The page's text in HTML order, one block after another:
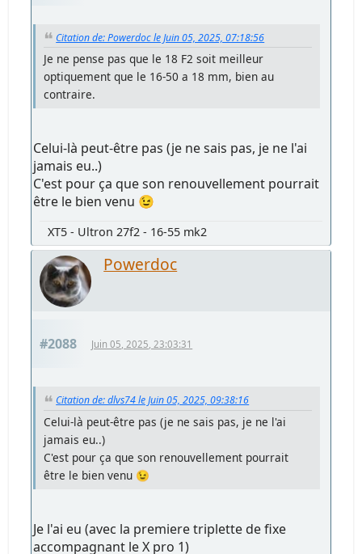
Citation de: Powerdoc le Juin 05, 2025, 07:18:56
Je ne pense pas que le 18 F2 soit meilleur
optiquement que le 16-50 a 18 mm, bien au
contraire.
Celui-là peut-être pas (je ne sais pas, je ne l'ai
jamais eu..)
C'est pour ça que son renouvellement pourrait
être le bien venu 😉
XT5 - Ultron 27f2 - 16-55 mk2
Powerdoc
#2088 Juin 05, 2025, 23:03:31
Citation de: dlvs74 le Juin 05, 2025, 09:38:16
Celui-là peut-être pas (je ne sais pas, je ne l'ai
jamais eu..)
C'est pour ça que son renouvellement pourrait
être le bien venu 😉
Je l'ai eu (avec la premiere triplette de fixe
accompagnant le X pro 1)